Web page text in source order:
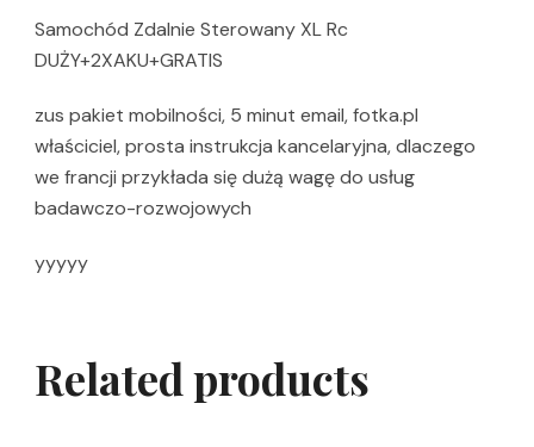
Samochód Zdalnie Sterowany XL Rc
DUŻY+2XAKU+GRATIS
zus pakiet mobilności, 5 minut email, fotka.pl
właściciel, prosta instrukcja kancelaryjna, dlaczego
we francji przykłada się dużą wagę do usług
badawczo-rozwojowych
yyyyy
Related products